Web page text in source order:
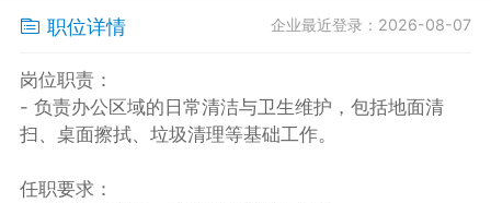
职位详情 企业最近登录：2026-08-07
岗位职责：
- 负责办公区域的日常清洁与卫生维护，包括地面清
扫、桌面擦拭、垃圾清理等基础工作。
任职要求：